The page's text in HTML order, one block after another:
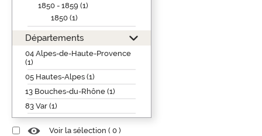
1850 - 1859 (1)
1850 (1)
Départements
04 Alpes-de-Haute-Provence
(1)
05 Hautes-Alpes (1)
13 Bouches-du-Rhône (1)
83 Var (1)
Voir la sélection ( 0 )